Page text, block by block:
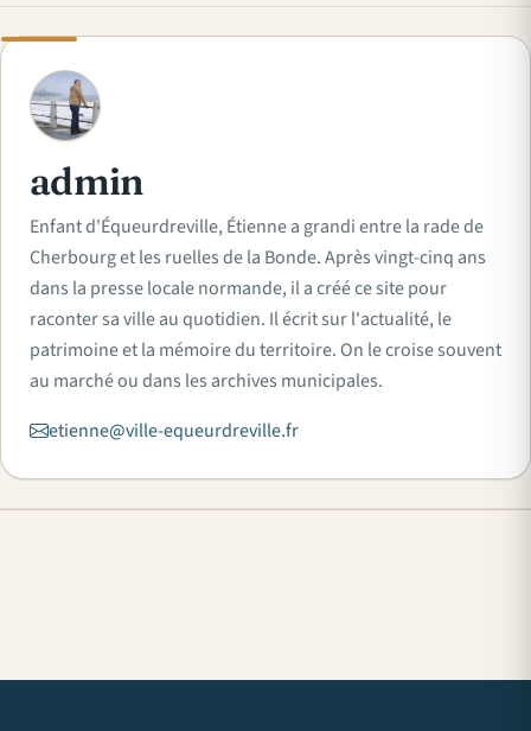
A
admin
Enfant d'Équeurdreville, Étienne a grandi entre la rade de
Cherbourg et les ruelles de la Bonde. Après vingt-cinq ans
dans la presse locale normande, il a créé ce site pour
raconter sa ville au quotidien. Il écrit sur l'actualité, le
patrimoine et la mémoire du territoire. On le croise souvent
au marché ou dans les archives municipales.
etienne@ville-equeurdreville.fr